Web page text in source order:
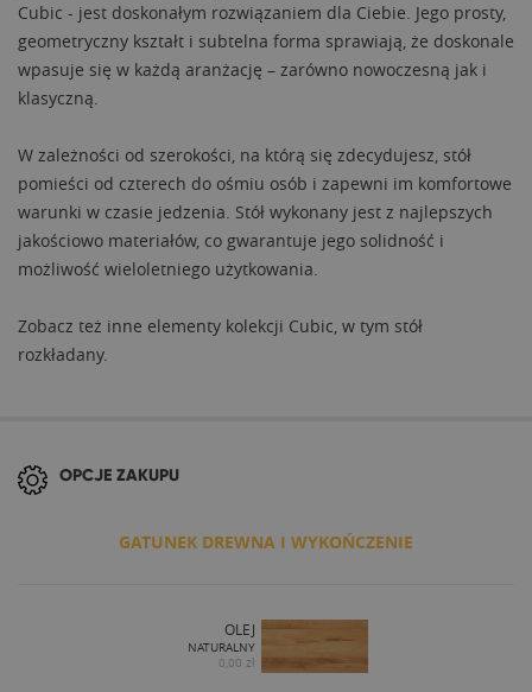
Cubic - jest doskonałym rozwiązaniem dla Ciebie. Jego prosty,
geometryczny kształt i subtelna forma sprawiają, że doskonale
wpasuje się w każdą aranżację – zarówno nowoczesną jak i
klasyczną.
W zależności od szerokości, na którą się zdecydujesz, stół
pomieści od czterech do ośmiu osób i zapewni im komfortowe
warunki w czasie jedzenia. Stół wykonany jest z najlepszych
jakościowo materiałów, co gwarantuje jego solidność i
możliwość wieloletniego użytkowania.
Zobacz też inne elementy kolekcji Cubic, w tym stół
rozkładany.
OPCJE ZAKUPU
GATUNEK DREWNA I WYKOŃCZENIE
OLEJ
NATURALNY
0,00 zł